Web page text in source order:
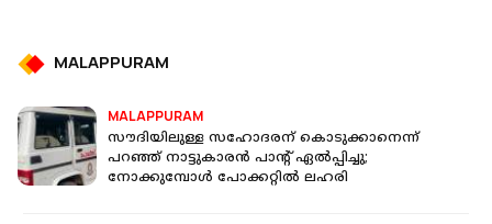
MALAPPURAM
MALAPPURAM
സൗദിയിലുള്ള സഹോദരന് കൊടുക്കാനെന്ന്
പറഞ്ഞ് നാട്ടുകാരന്‍ പാന്റ് ഏല്‍പ്പിച്ചു;
നോക്കുമ്പോള്‍ പോക്കറ്റില്‍ ലഹരി